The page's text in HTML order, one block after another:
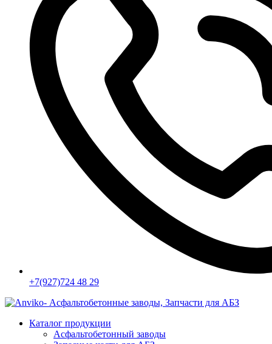
+7(927)724 48 29
Каталог продукции
Асфальтобетонный заводы